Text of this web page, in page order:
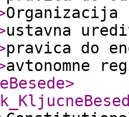
Organizacija
ustavna
pravica do
avtonomne
>